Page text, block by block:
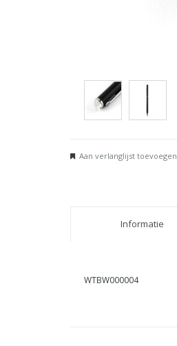
Aan verlanglijst toevoegen
Informatie
WTBW000004